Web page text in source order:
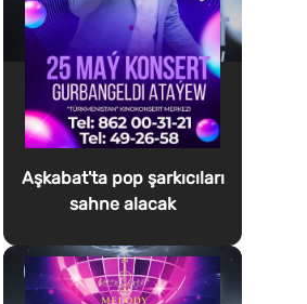
Aşkabat'ta pop şarkıcıları
sahne alacak